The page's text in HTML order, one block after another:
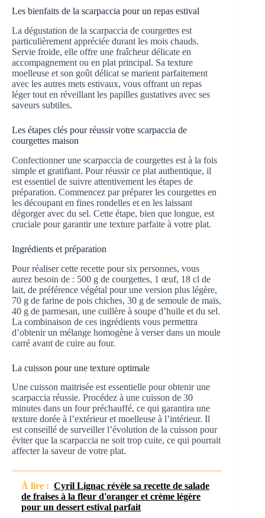
Les bienfaits de la scarpaccia pour un repas estival
La dégustation de la scarpaccia de courgettes est
particulièrement appréciée durant les mois chauds.
Servie froide, elle offre une fraîcheur délicate en
accompagnement ou en plat principal. Sa texture
moelleuse et son goût délicat se marient parfaitement
avec les autres mets estivaux, vous offrant un repas
léger tout en réveillant les papilles gustatives avec ses
saveurs subtiles.
Les étapes clés pour réussir votre scarpaccia de
courgettes maison
Confectionner une scarpaccia de courgettes est à la fois
simple et gratifiant. Pour réussir ce plat authentique, il
est essentiel de suivre attentivement les étapes de
préparation. Commencez par préparer les courgettes en
les découpant en fines rondelles et en les laissant
dégorger avec du sel. Cette étape, bien que longue, est
cruciale pour garantir une texture parfaite à votre plat.
Ingrédients et préparation
Pour réaliser cette recette pour six personnes, vous
aurez besoin de : 500 g de courgettes, 1 œuf, 18 cl de
lait, de préférence végétal pour une version plus légère,
70 g de farine de pois chiches, 30 g de semoule de maïs,
40 g de parmesan, une cuillère à soupe d’huile et du sel.
La combinaison de ces ingrédients vous permettra
d’obtenir un mélange homogène à verser dans un moule
carré avant de cuire au four.
La cuisson pour une texture optimale
Une cuisson maitrisée est essentielle pour obtenir une
scarpaccia réussie. Procédez à une cuisson de 30
minutes dans un four préchauffé, ce qui garantira une
texture dorée à l’extérieur et moelleuse à l’intérieur. Il
est conseillé de surveiller l’évolution de la cuisson pour
éviter que la scarpaccia ne soit trop cuite, ce qui pourrait
affecter la saveur de votre plat.
À lire : Cyril Lignac révèle sa recette de salade
de fraises à la fleur d'oranger et crème légère
pour un dessert estival parfait